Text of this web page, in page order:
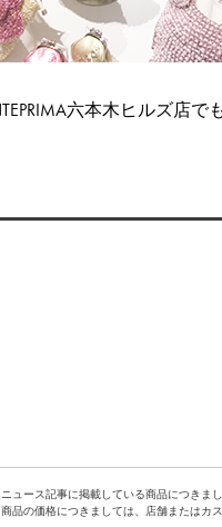
六本木ヒルズ店
ニュース記事に掲載している商品につきま
商品の価格につきましては、店舗またはカ